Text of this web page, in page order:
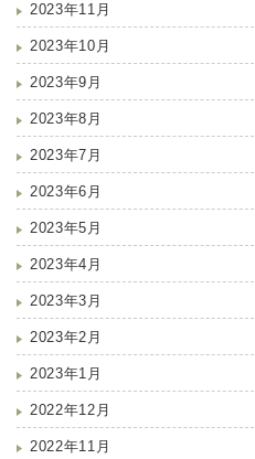
2023年11月
2023年10月
2023年9月
2023年8月
2023年7月
2023年6月
2023年5月
2023年4月
2023年3月
2023年2月
2023年1月
2022年12月
2022年11月